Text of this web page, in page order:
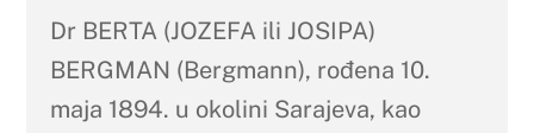
Dr BERTA (JOZEFA ili JOSIPA)
BERGMAN (Bergmann), rođena 10.
maja 1894. u okolini Sarajeva, kao